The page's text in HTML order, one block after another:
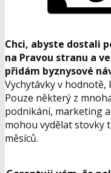
Chci, abyste dostali
na Pravou stranu a
přidám byznysové
Vychytávky v
Pouze některý z
podnikání, marketing
mohou vydělat stovky
měsíců.